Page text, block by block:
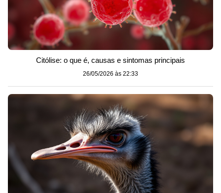
Citólise: o que é, causas e sintomas principais
26/05/2026 às 22:33